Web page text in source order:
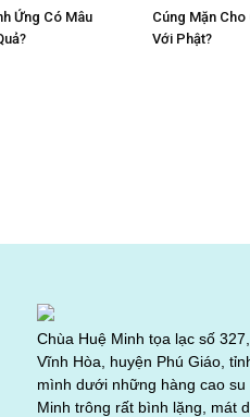
Ứng Có Mâu
Cúng Mặn Cho
Với Phật?
Chùa Huệ Minh tọa lạc số
Vĩnh Hòa, huyện Phú Giáo,
mình dưới những hàng cao
Minh trông rất bình lặng, mát